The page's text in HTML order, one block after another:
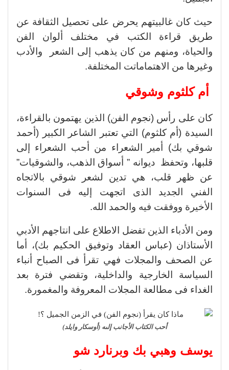
حيث كان غالبيتهم يحرض على تحصيل الثقافة عن
طريق قراءة الكتب في مختلف ألوان الفن
والحياة، ومنهم من كان يذهب إلى الشعر والأدب
وغيرها من الاهتماماتت المختلفة.
أم كلثوم وشوقي
كان على رأس (نجوم الفن) الذين يهتمون بالقراءة،
السيدة (أم كلثوم) التي تعتبر الشاعر الكبير (أحمد
شوقي بك) أمير الشعراء من أحب الشعراء إلى
قلبها، وتحفظ ديوانه ” أسواق الذهب، والشوقيات”
عن ظهر قلب، هي تدين لشعر شوقي بالاتجاه
الفني الجديد الذى اتجهت إليه فى السنوات
الأخيرة ووفقت فيه والحمد الله.
ومن الأدباء الذين تفضل الاطلاع على انتاجهم الأدبي
الأستاذان (عباس العقاد وتوفيق الحكيم بك)، أما
عن الصحف والمجلات فهي تقرأ فى الصباح أنباء
السياسة الخارجية والداخلية، وتقضي فترة بعد
الغداء فى مطالعة المجلات المعروفة والمغمورة.
أحب الكتاب الأجانب إلىه (أوسكار وايلد)
يوسف وهبي بك وبرنارد شو